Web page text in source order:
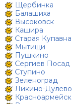
Щербинка
Балашиха
Высоковск
Кашира
Старая Купавна
Мытищи
Пушкино
Сергиев Посад
Ступино
Зеленоград
Ликино-Дулево
Красноармейск